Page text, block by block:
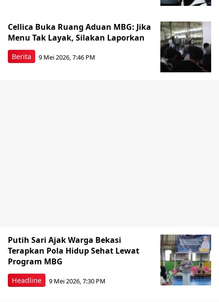
Berita
Cellica Buka Ruang Aduan MBG: Jika
Menu Tak Layak, Silakan Laporkan
9 Mei 2026, 7:46 PM
Headline
Putih Sari Ajak Warga Bekasi
Terapkan Pola Hidup Sehat Lewat
Program MBG
9 Mei 2026, 7:30 PM